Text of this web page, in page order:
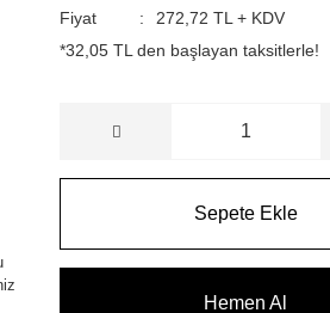
Fiyat
272,72 TL + KDV
*32,05 TL den başlayan taksitlerle!
Sepete Ekle
Hemen Al